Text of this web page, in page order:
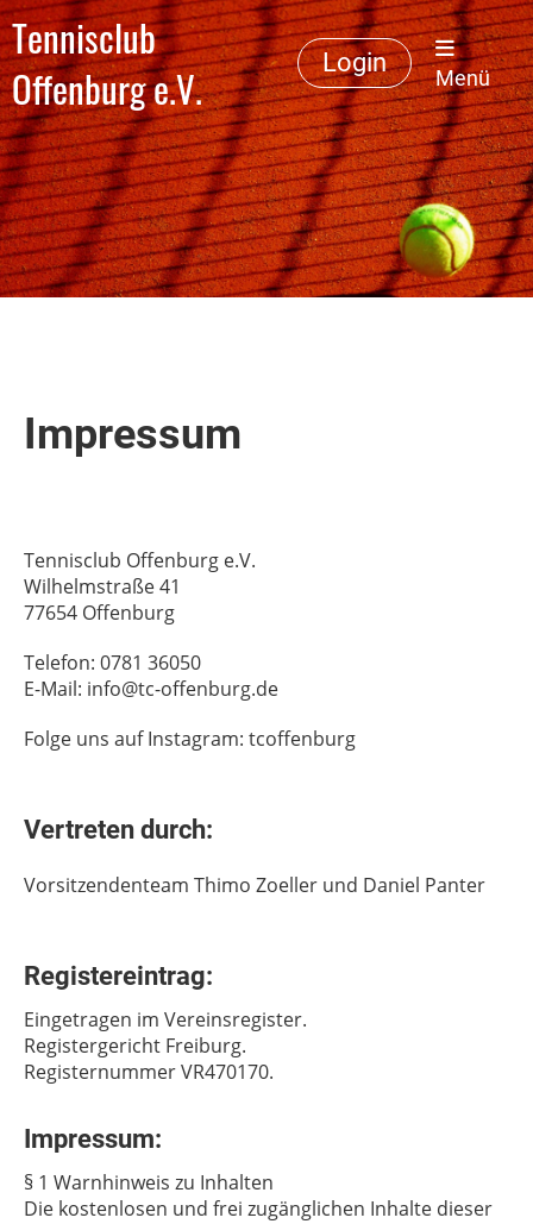
Tennisclub
Offenburg e.V.
Login
Menü
Impressum
Tennisclub Offenburg e.V.
Wilhelmstraße 41
77654 Offenburg
Telefon: 0781 36050
E-Mail: info@tc-offenburg.de
Folge uns auf Instagram: tcoffenburg
Vertreten durch:
Vorsitzendenteam Thimo Zoeller und Daniel Panter
Registereintrag:
Eingetragen im Vereinsregister.
Registergericht Freiburg.
Registernummer VR470170.
Impressum:
§ 1 Warnhinweis zu Inhalten
Die kostenlosen und frei zugänglichen Inhalte dieser